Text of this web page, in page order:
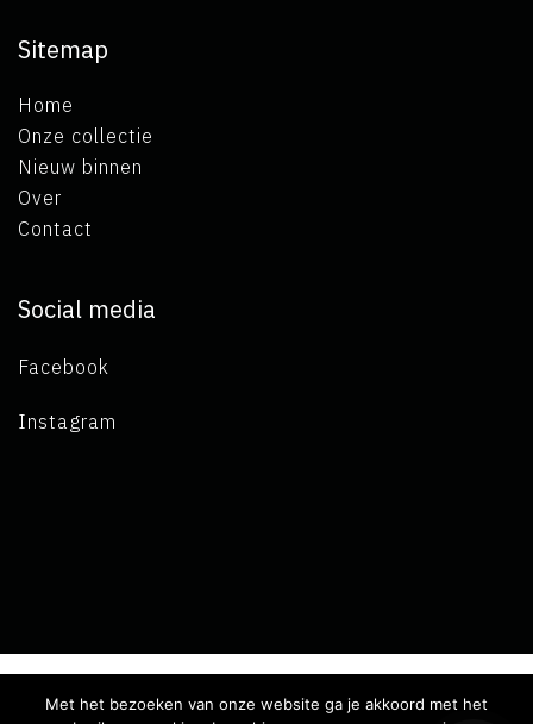
Sitemap
Home
Onze collectie
Nieuw binnen
Over
Contact
Social media
Facebook
Instagram
Copyright 2019 L.A. de Visser -Algemene voorwaarden-
Met het bezoeken van onze website ga je akkoord met het